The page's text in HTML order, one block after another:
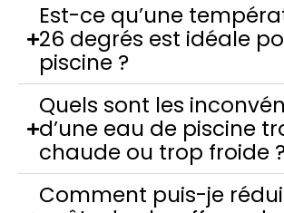
Est-ce qu’une
26 degrés est idéale
piscine ?
Quels sont les
d’une eau de piscine
chaude ou trop froide
Comment puis-je